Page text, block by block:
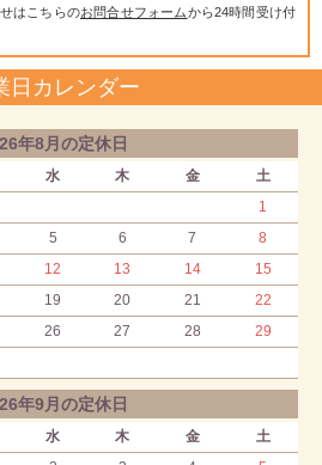
はこちらのお問合せフォームから24時間受け付
日カレンダー
年8月の定休日
水 木 金
土
1
5 6 7
8
12 13 14
15
19 20 21
22
26 27 28
29
年9月の定休日
水 木 金
土